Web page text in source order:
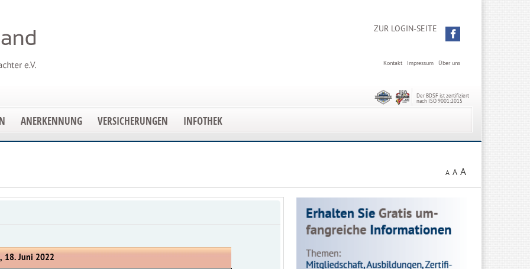
ZUR LOGIN-SEITE
Über uns
Impressum
Kontakt
Der BDSF ist zertifiziert
nach ISO 9001:2015
ANERKENNUNG VERSICHERUNGEN INFOTHEK
A A A
18. Juni 2022